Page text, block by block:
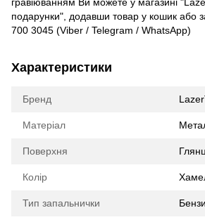
подарунки", додавши товар у кошик або
700 3045 (Viber / Telegram / WhatsApp)
Характеристики
Бренд
Матеріал
Поверхня
Колір
Тип запальнички